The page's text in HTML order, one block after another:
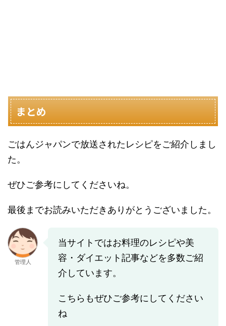
まとめ
ごはんジャパンで放送されたレシピをご紹介しまし
た。
ぜひご参考にしてくださいね。
最後までお読みいただきありがとうございました。
管理人
当サイトではお料理のレシピや美
容・ダイエット記事などを多数ご紹
介しています。
こちらもぜひご参考にしてください
ね